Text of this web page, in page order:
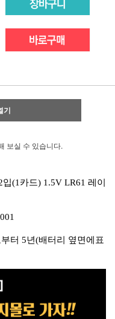
기
보실 수 있습니다.
(1카드) 1.5V LR61 레이
터 5년(배터리 옆면에표